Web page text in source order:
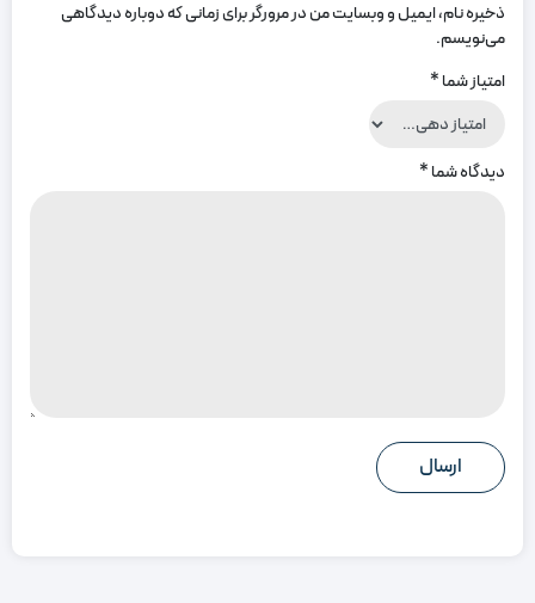
ذخیره نام، ایمیل و وبسایت من در مرورگر برای زمانی که دوباره دیدگاهی
می‌نویسم.
امتیاز شما*
دیدگاه شما*